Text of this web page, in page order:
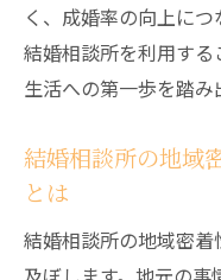
く、成婚率の向上に
結婚相談所を利用す
生活への第一歩を踏み
結婚相談所の地域
とは
結婚相談所の地域密